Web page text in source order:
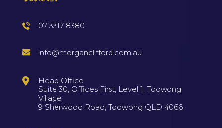
07 3317 8380
info@morganclifford.com.au
Head Office
Suite 30, Offices First, Level 1, Toowong
Village
9 Sherwood Road, Toowong QLD 4066